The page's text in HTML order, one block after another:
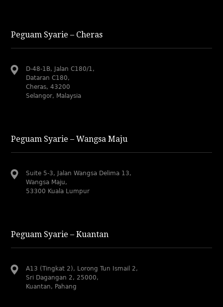
Peguam Syarie – Cheras
D-48-1B, Jalan C180/1,
Dataran C180,
Cheras, 43200
Selangor, Malaysia
Peguam Syarie – Wangsa Maju
Suite 5-3, Jalan Wangsa Delima 13,
Wangsa Maju,
53300 Kuala Lumpur
Peguam Syarie – Kuantan
A13 (Tingkat 2), Lorong Tun Ismail 2,
Sri Dagangan 2, 25000,
Kuantan, Pahang